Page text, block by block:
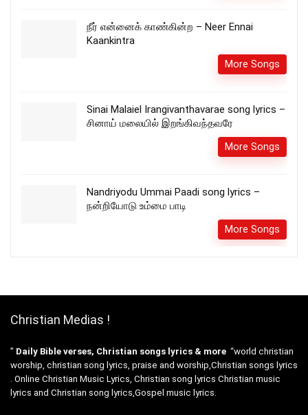
நீர் என்னைக் காண்கின்ற – Neer Ennai
Kaankintra
More Songs
Sinai Malaiel Irangivanthavarae song lyrics –
சினாய் மலையில் இறங்கிவந்தவரே
More Songs
Nandriyodu Ummai Paadi song lyrics –
நன்றியோடு உம்மை பாடி
More Songs
Christian Medias !
” Daily Bible verses, Christian songs lyrics & more “world christian
worship, christian song lyrics, praise and worship,Christian songs lyrics
. Online Christian Music Lyrics, Christian song lyrics Christian music
lyrics and Christian song lyrics,Gospel music lyrics.